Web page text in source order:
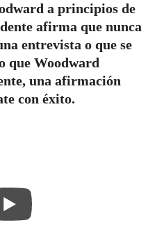
a principios de
afirma que nunca
entrevista o que se
que Woodward
una afirmación
con éxito.